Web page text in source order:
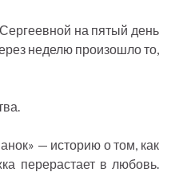
на пятый день
неделю произошло то,
— историю о том, как
перерастает в любовь.